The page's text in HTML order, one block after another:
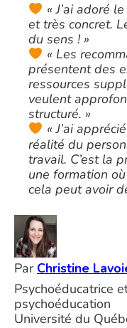
« J’ai adoré
et très concret.
du sens ! »
« Les
présentent des
ressources
veulent
structuré. »
« J’ai
réalité du
travail. C’est la
une formation
cela peut avoir
Par Christine
Psychoéducatrice
psychoéducation
Université du